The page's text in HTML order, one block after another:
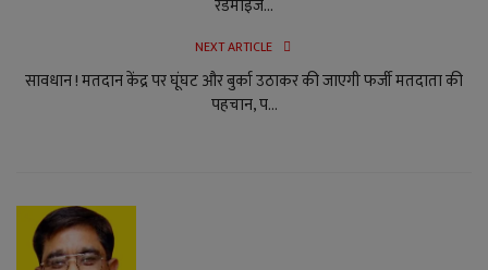
रेंडमाइजे...
NEXT ARTICLE
सावधान ! मतदान केंद्र पर घूंघट और बुर्का उठाकर की जाएगी फर्जी मतदाता की
पहचान, प...